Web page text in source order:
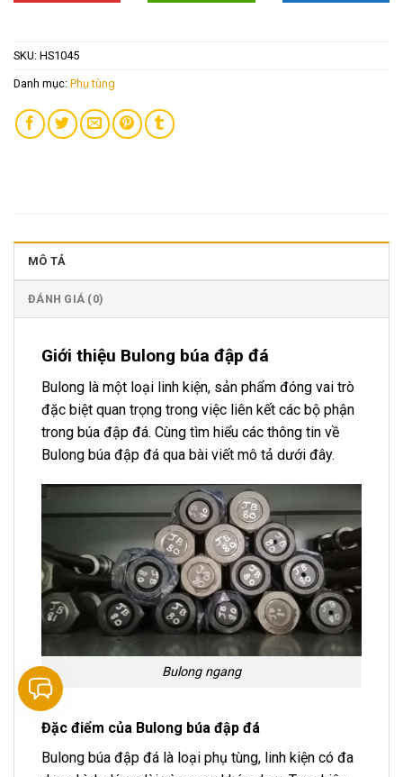
SKU: HS1045
Danh mục: Phụ tùng
MÔ TẢ
ĐÁNH GIÁ (0)
Giới thiệu Bulong búa đập đá
Bulong là một loại linh kiện, sản phẩm đóng vai trò
đặc biệt quan trọng trong việc liên kết các bộ phận
trong búa đập đá. Cùng tìm hiểu các thông tin về
Bulong búa đập đá qua bài viết mô tả dưới đây.
Bulong ngang
Đặc điểm của Bulong búa đập đá
Bulong búa đập đá là loại phụ tùng, linh kiện có đa